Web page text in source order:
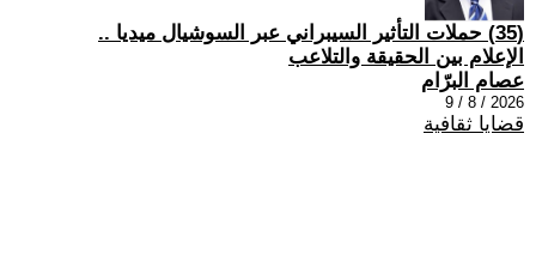
(35) حملات التأثير السيبراني عبر السوشيال ميديا ..
الإعلام بين الحقيقة والتلاعب
عصام البرّام
2026 / 8 / 9
قضايا ثقافية